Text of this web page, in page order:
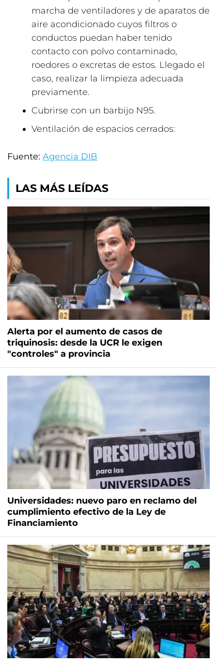
marcha de ventiladores y de aparatos de
aire acondicionado cuyos filtros o
conductos puedan haber tenido
contacto con polvo contaminado,
roedores o excretas de estos. Llegado el
caso, realizar la limpieza adecuada
previamente.
Cubrirse con un barbijo N95.
Ventilación de espacios cerrados:
Fuente: Agencia DIB
LAS MÁS LEÍDAS
Alerta por el aumento de casos de
triquinosis: desde la UCR le exigen
"controles" a provincia
Universidades: nuevo paro en reclamo del
cumplimiento efectivo de la Ley de
Financiamiento